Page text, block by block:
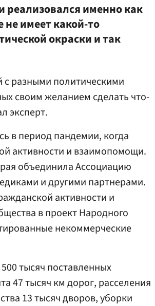
именно как
имеет какой-то
окраски и так
разными политическими
своим желанием сделать что-
эксперт.
в период пандемии, когда
активности и взаимопомощи.
объединила Ассоциацию
и другими партнерами.
активности и
в проект Народного
некоммерческие
тысяч поставленных
47 тысяч км дорог, расселения
13 тысяч дворов, уборки